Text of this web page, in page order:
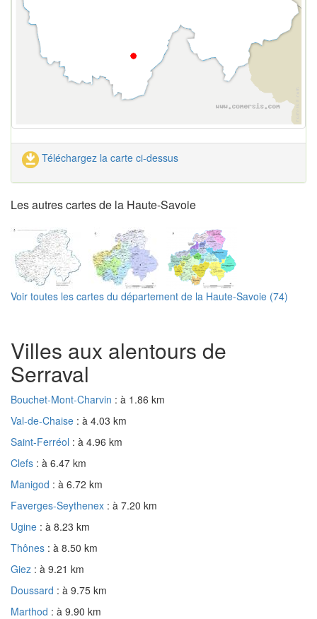
Téléchargez la carte ci-dessus
Les autres cartes de la Haute-Savoie
Voir toutes les cartes du département de la Haute-Savoie (74)
Villes aux alentours de
Serraval
Bouchet-Mont-Charvin : à 1.86 km
Val-de-Chaise : à 4.03 km
Saint-Ferréol : à 4.96 km
Clefs : à 6.47 km
Manigod : à 6.72 km
Faverges-Seythenex : à 7.20 km
Ugine : à 8.23 km
Thônes : à 8.50 km
Giez : à 9.21 km
Doussard : à 9.75 km
Marthod : à 9.90 km